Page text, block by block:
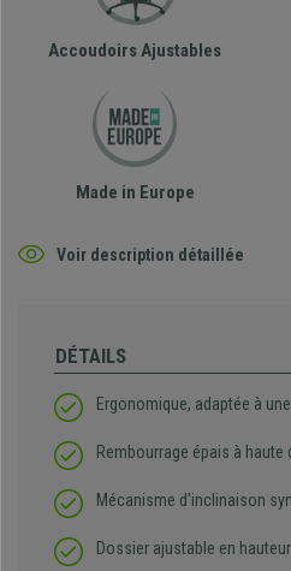
Accoudoirs Ajustables
Made in Europe
Voir description détaillée
DÉTAILS
Ergonomique, adaptée à
Rembourrage épais à haute
Mécanisme d'inclinaison
Dossier ajustable en hauteur